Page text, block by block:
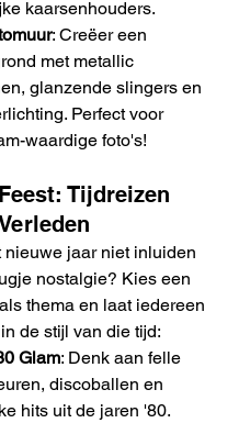
kaarsenhouders.
: Creëer een
met metallic
glanzende slingers en
Perfect voor
waardige foto's!
Tijdreizen
nieuwe jaar niet inluiden
nostalgie? Kies een
thema en laat iedereen
de stijl van die tijd:
Glam: Denk aan felle
discoballen en
hits uit de jaren '80.